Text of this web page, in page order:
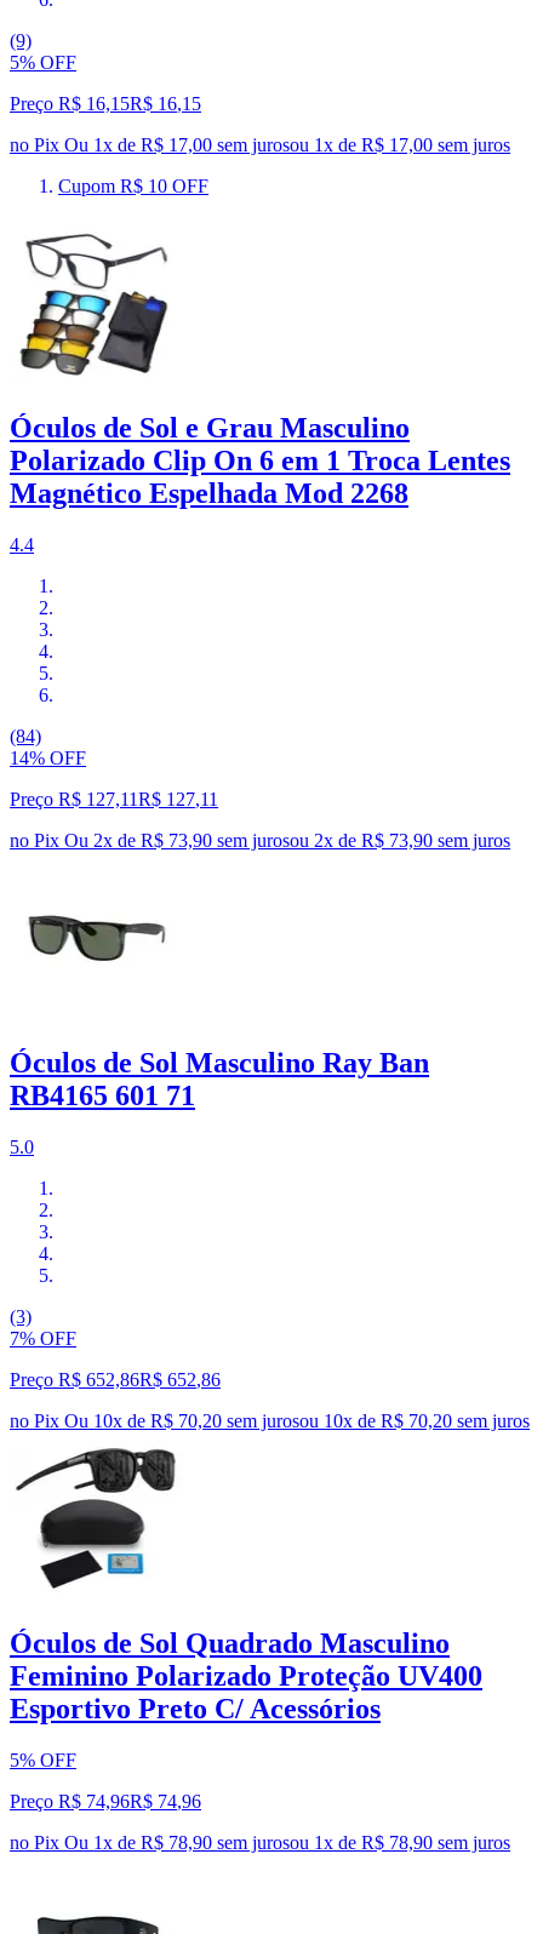
(9)
5% OFF
Preço R$ 16,15R$ 16,15
no Pix Ou 1x de R$ 17,00 sem jurosou 1x de R$ 17,00 sem juros
Cupom R$ 10 OFF
Óculos de Sol e Grau Masculino
Polarizado Clip On 6 em 1 Troca Lentes
Magnético Espelhada Mod 2268
4.4
(84)
14% OFF
Preço R$ 127,11R$ 127,11
no Pix Ou 2x de R$ 73,90 sem jurosou 2x de R$ 73,90 sem juros
Óculos de Sol Masculino Ray Ban
RB4165 601 71
5.0
(3)
7% OFF
Preço R$ 652,86R$ 652,86
no Pix Ou 10x de R$ 70,20 sem jurosou 10x de R$ 70,20 sem juros
Óculos de Sol Quadrado Masculino
Feminino Polarizado Proteção UV400
Esportivo Preto C/ Acessórios
5% OFF
Preço R$ 74,96R$ 74,96
no Pix Ou 1x de R$ 78,90 sem jurosou 1x de R$ 78,90 sem juros